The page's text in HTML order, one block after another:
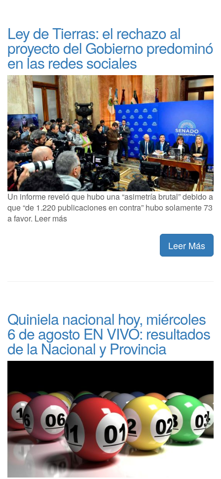
Ley de Tierras: el rechazo al
proyecto del Gobierno predominó
en las redes sociales
Un informe reveló que hubo una “asimetría brutal” debido a
que “de 1.220 publicaciones en contra” hubo solamente 73
a favor. Leer más
Leer Más
Quiniela nacional hoy, miércoles
6 de agosto EN VIVO: resultados
de la Nacional y Provincia